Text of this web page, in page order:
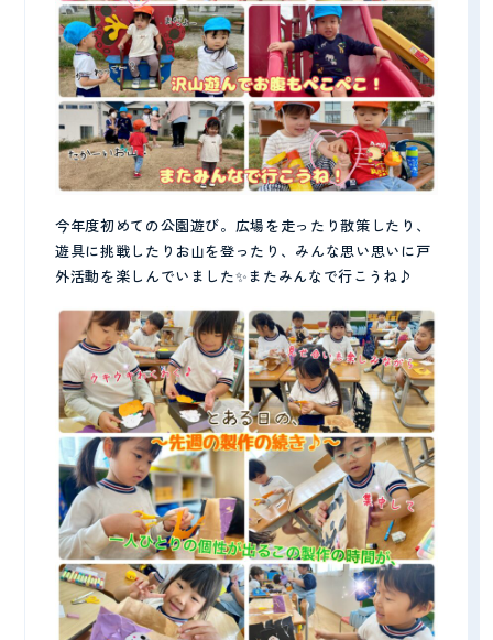
今年度初めての公園遊び。広場を走ったり散策したり、
遊具に挑戦したりお山を登ったり、みんな思い思いに戸
外活動を楽しんでいました✨またみんなで行こうね♪